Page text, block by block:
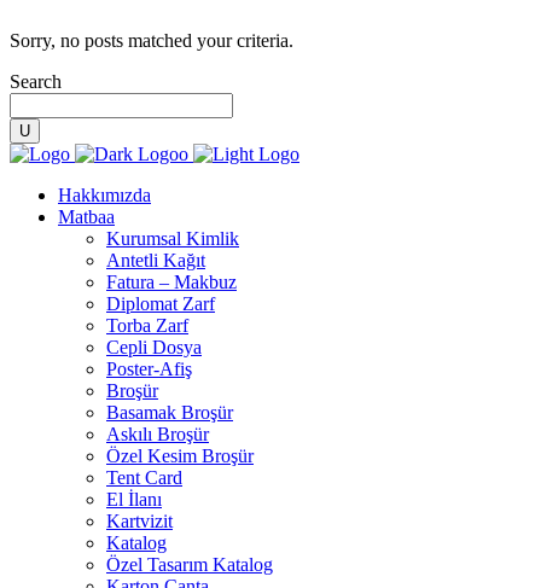
Sorry, no posts matched your criteria.
Search
Hakkımızda
Matbaa
Kurumsal Kimlik
Antetli Kağıt
Fatura – Makbuz
Diplomat Zarf
Torba Zarf
Cepli Dosya
Poster-Afiş
Broşür
Basamak Broşür
Askılı Broşür
Özel Kesim Broşür
Tent Card
El İlanı
Kartvizit
Katalog
Özel Tasarım Katalog